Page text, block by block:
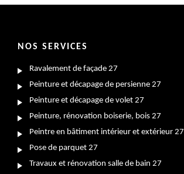
NOS SERVICES
Ravalement de façade 27
Peinture et décapage de persienne 27
Peinture et décapage de volet 27
Peinture, rénovation boiserie, bois 27
Peintre en bâtiment intérieur et extérieur 27
Pose de parquet 27
Travaux et rénovation salle de bain 27